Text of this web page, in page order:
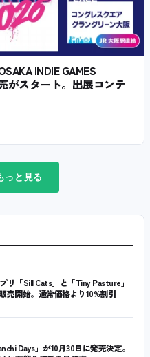
INDIE GAMES
がスタート。出展コンテ
っと見る
リ「Sill Cats」と「Tiny Pasture」
売開始。通常価格より10%割引
Days」が10月30日に発売決定。